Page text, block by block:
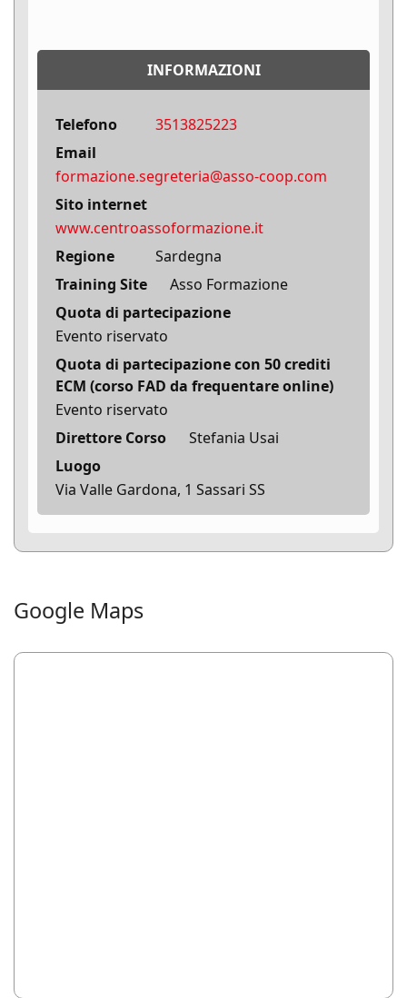
INFORMAZIONI
Telefono
3513825223
Email
formazione.segreteria@asso-coop.com
Sito internet
www.centroassoformazione.it
Regione
Sardegna
Training Site
Asso Formazione
Quota di partecipazione
Evento riservato
Quota di partecipazione con 50 crediti
ECM (corso FAD da frequentare online)
Evento riservato
Direttore Corso
Stefania Usai
Luogo
Via Valle Gardona, 1 Sassari SS
Google Maps